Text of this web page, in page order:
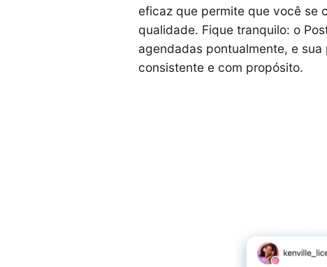
eficaz que permite que você se
qualidade. Fique tranquilo: o
agendadas pontualmente, e
consistente e com propósito.